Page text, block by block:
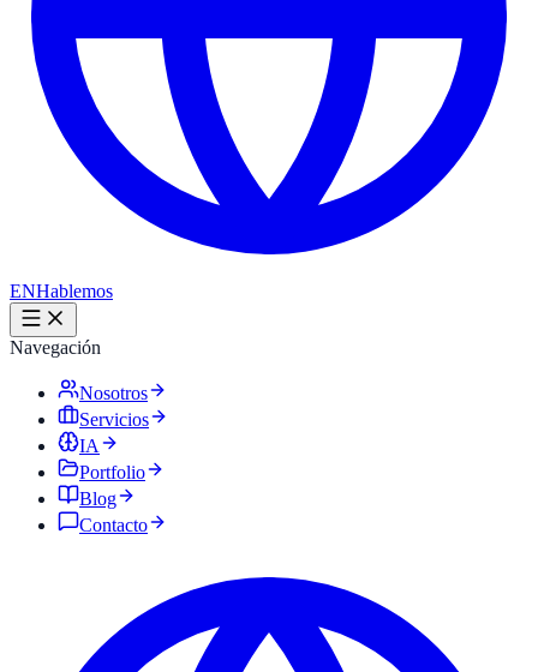
ENHablemos
Navegación
Nosotros
Servicios
IA
Portfolio
Blog
Contacto